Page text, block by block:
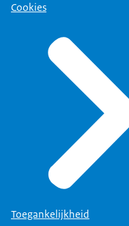
…?
Ja, dat deden we
deden de
Via
toen nog niet zo
politieke
kant in
dat team.
Het was een heel
Cookies
Toegankelijkheid